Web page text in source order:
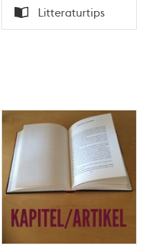
Tid
Typ
Litteraturtips